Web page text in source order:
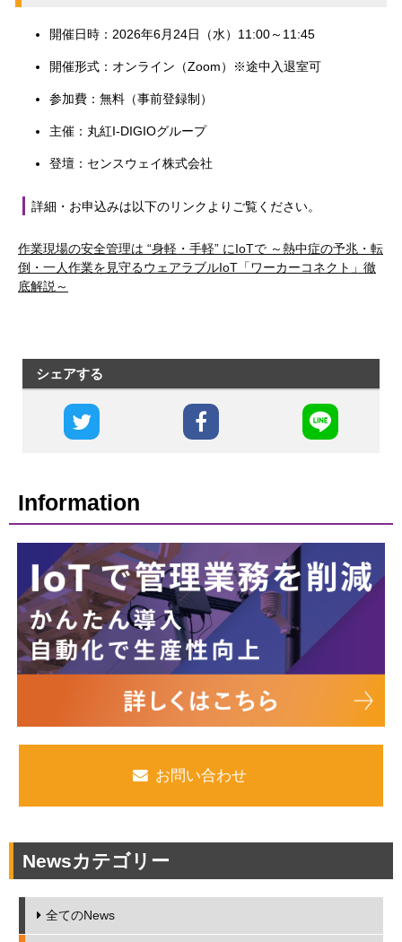
開催日時：2026年6月24日（水）11:00～11:45
開催形式：オンライン（Zoom）※途中入退室可
参加費：無料（事前登録制）
主催：丸紅I-DIGIOグループ
登壇：センスウェイ株式会社
詳細・お申込みは以下のリンクよりご覧ください。
作業現場の安全管理は “身軽・手軽” にIoTで ～熱中症の予兆・転
倒・一人作業を見守るウェアラブルIoT「ワーカーコネクト」徹
底解説～
シェアする
Information
お問い合わせ
Newsカテゴリー
全てのNews